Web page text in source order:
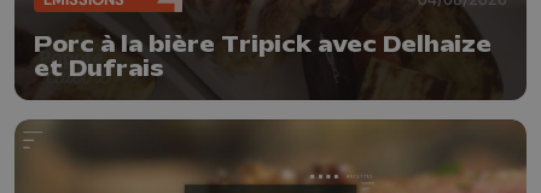
Porc à la bière Tripick avec Delhaize
et Dufrais